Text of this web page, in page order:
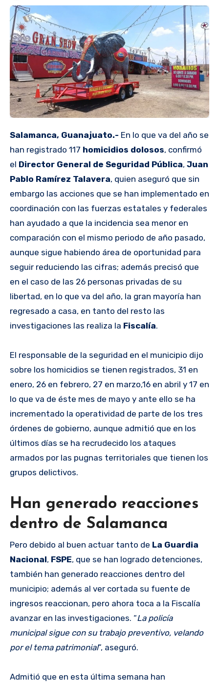
Salamanca, Guanajuato.- En lo que va del año se
han registrado 117 homicidios dolosos, confirmó
el Director General de Seguridad Pública, Juan
Pablo Ramírez Talavera, quien aseguró que sin
embargo las acciones que se han implementado en
coordinación con las fuerzas estatales y federales
han ayudado a que la incidencia sea menor en
comparación con el mismo periodo de año pasado,
aunque sigue habiendo área de oportunidad para
seguir reduciendo las cifras; además precisó que
en el caso de las 26 personas privadas de su
libertad, en lo que va del año, la gran mayoría han
regresado a casa, en tanto del resto las
investigaciones las realiza la Fiscalía.
El responsable de la seguridad en el municipio dijo
sobre los homicidios se tienen registrados, 31 en
enero, 26 en febrero, 27 en marzo,16 en abril y 17 en
lo que va de éste mes de mayo y ante ello se ha
incrementado la operatividad de parte de los tres
órdenes de gobierno, aunque admitió que en los
últimos días se ha recrudecido los ataques
armados por las pugnas territoriales que tienen los
grupos delictivos.
Han generado reacciones
dentro de Salamanca
Pero debido al buen actuar tanto de La Guardia
Nacional, FSPE, que se han logrado detenciones,
también han generado reacciones dentro del
municipio; además al ver cortada su fuente de
ingresos reaccionan, pero ahora toca a la Fiscalía
avanzar en las investigaciones. “La policía
municipal sigue con su trabajo preventivo, velando
por el tema patrimonial”, aseguró.
Admitió que en esta última semana han